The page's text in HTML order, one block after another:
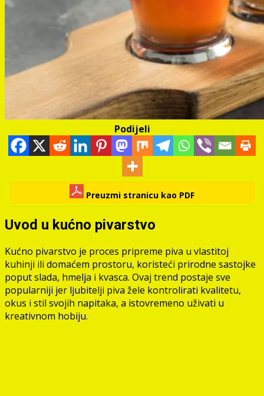
Podijeli
Preuzmi stranicu kao PDF
Uvod u kućno pivarstvo
Kućno pivarstvo je proces pripreme piva u vlastitoj
kuhinji ili domaćem prostoru, koristeći prirodne sastojke
poput slada, hmelja i kvasca. Ovaj trend postaje sve
popularniji jer ljubitelji piva žele kontrolirati kvalitetu,
okus i stil svojih napitaka, a istovremeno uživati u
kreativnom hobiju.